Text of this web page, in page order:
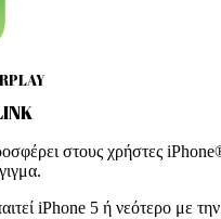
στους χρήστες
iPhone 5 ή νεότερο με